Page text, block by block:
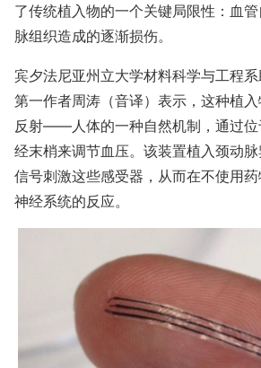
了传统植入物的一个关键局限性：血
脉组织造成的逐渐损伤。
宾夕法尼亚州立大学材料科学与工程
第一作者周涛（音译）表示，这种植
反射——人体的一种自然机制，通过位
经末梢来调节血压。该装置植入颈动
信号刺激这些感受器，从而在不使用
神经系统的反应。